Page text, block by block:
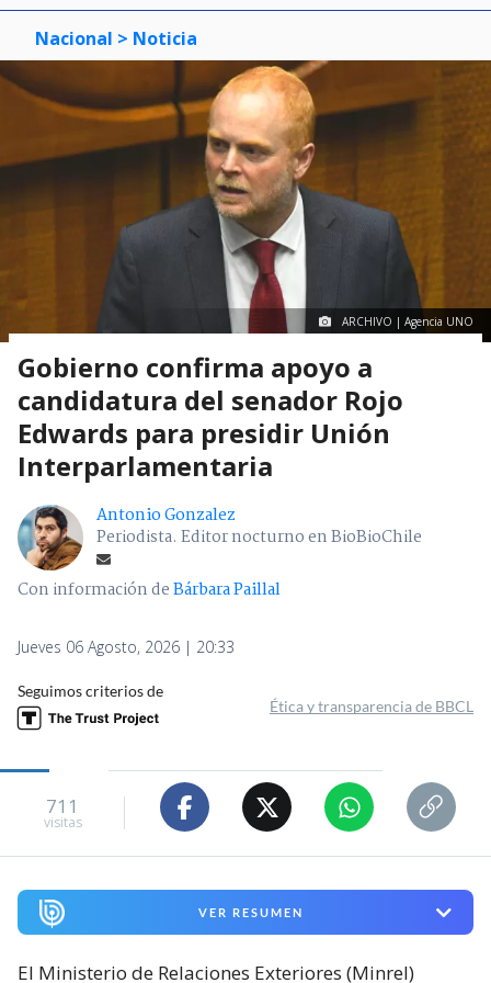
Nacional > Noticia
ARCHIVO | Agencia UNO
Gobierno confirma apoyo a
candidatura del senador Rojo
Edwards para presidir Unión
Interparlamentaria
Antonio Gonzalez
Periodista. Editor nocturno en BioBioChile
Con información deBárbara Paillal
Jueves 06 Agosto, 2026 | 20:33
Seguimos criterios de
Ética y transparencia de BBCL
711
visitas
VER RESUMEN
El Ministerio de Relaciones Exteriores (Minrel)